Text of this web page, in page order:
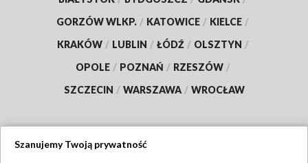
GORZÓW WLKP. / KATOWICE / KIELCE /
KRAKÓW / LUBLIN / ŁÓDŹ / OLSZTYN /
OPOLE / POZNAŃ / RZESZÓW /
SZCZECIN / WARSZAWA / WROCŁAW
Szanujemy Twoją prywatność